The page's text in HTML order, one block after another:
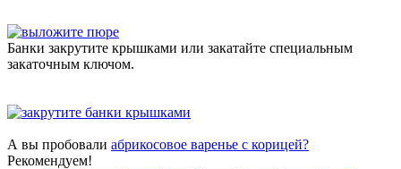
Банки закрутите крышками или закатайте специальным
закаточным ключом.
А вы пробовали абрикосовое варенье с корицей?
Рекомендуем!